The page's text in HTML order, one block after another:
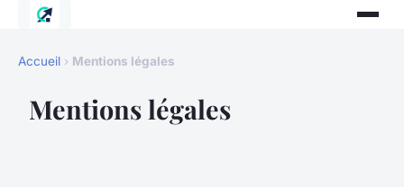
Accueil › Mentions légales
Mentions légales